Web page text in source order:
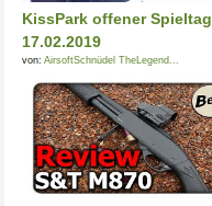
KissPark offener Spieltag
17.02.2019
von: AirsoftSchnüdel TheLegend...